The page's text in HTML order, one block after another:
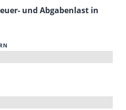
und Abgabenlast in